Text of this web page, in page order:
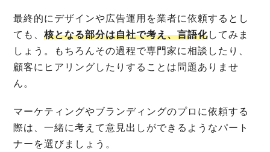
最終的にデザインや広告運用を業者に依頼するとし
ても、核となる部分は自社で考え、言語化してみま
しょう。もちろんその過程で専門家に相談したり、
顧客にヒアリングしたりすることは問題ありませ
ん。
マーケティングやブランディングのプロに依頼する
際は、一緒に考えて意見出しができるようなパート
ナーを選びましょう。